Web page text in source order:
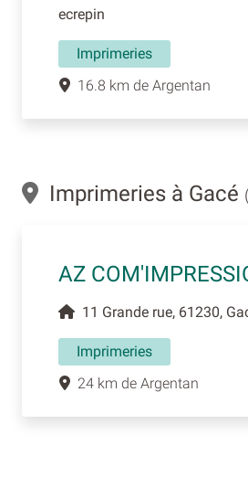
ecrepin
Imprimeries
16.8 km de Argentan
Imprimeries à Gacé
AZ
11 Grande rue, 61230,
Imprimeries
24 km de Argentan